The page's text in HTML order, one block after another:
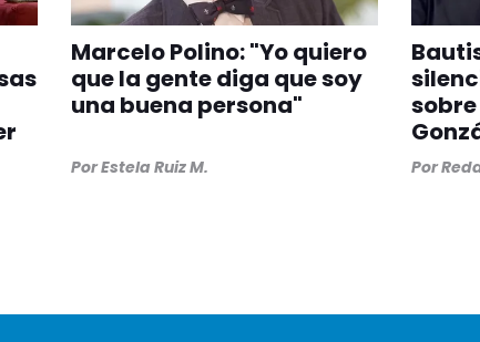
Marcelo Polino: "Yo quiero
que la gente diga que soy
una buena persona"
PorEstela Ruiz M.
sobre
Por